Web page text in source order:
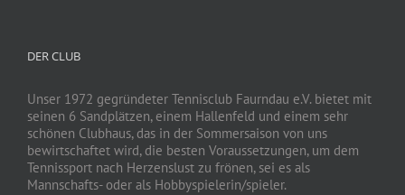
DER CLUB
Unser 1972 gegründeter Tennisclub Faurndau e.V. bietet mit
seinen 6 Sandplätzen, einem Hallenfeld und einem sehr
schönen Clubhaus, das in der Sommersaison von uns
bewirtschaftet wird, die besten Voraussetzungen, um dem
Tennissport nach Herzenslust zu frönen, sei es als
Mannschafts- oder als Hobbyspielerin/spieler.